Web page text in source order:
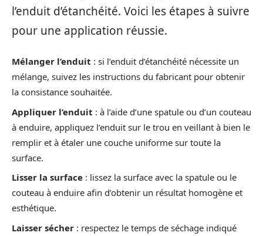
l’enduit d’étanchéité. Voici les étapes à suivre
pour une application réussie.
Mélanger l’enduit : si l’enduit d’étanchéité nécessite un
mélange, suivez les instructions du fabricant pour obtenir
la consistance souhaitée.
Appliquer l’enduit : à l’aide d’une spatule ou d’un couteau
à enduire, appliquez l’enduit sur le trou en veillant à bien le
remplir et à étaler une couche uniforme sur toute la
surface.
Lisser la surface : lissez la surface avec la spatule ou le
couteau à enduire afin d’obtenir un résultat homogène et
esthétique.
Laisser sécher : respectez le temps de séchage indiqué